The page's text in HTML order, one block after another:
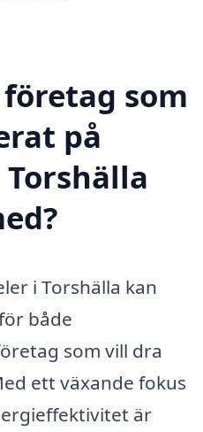
som
på
i Torshälla kan
både
som vill dra
ett växande fokus
är